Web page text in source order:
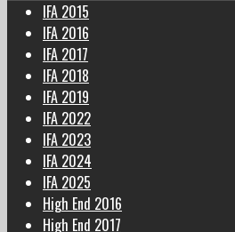
IFA 2015
IFA 2016
IFA 2017
IFA 2018
IFA 2019
IFA 2022
IFA 2023
IFA 2024
IFA 2025
High End 2016
High End 2017